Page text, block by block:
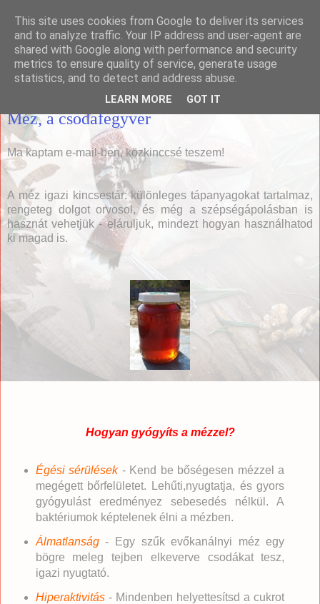
Házias konyha
Méz, a csodafegyver
Ma kaptam e-mail-ben, közkinccsé teszem!
A méz igazi kincsestár: különleges tápanyagokat tartalmaz,
rengeteg dolgot orvosol, és még a szépségápolásban is
hasznát vehetjük - eláruljuk, mindezt hogyan használhatod
ki magad is.
Hogyan gyógyíts a mézzel?
Égési sérülések- Kend be bőségesen mézzel a
megégett bőrfelületet. Lehűti,nyugtatja, és gyors
gyógyulást eredményez sebesedés nélkül. A
baktériumok képtelenek élni a mézben.
Álmatlanság- Egy szűk evőkanálnyi méz egy
bögre meleg tejben elkeverve csodákat tesz,
igazi nyugtató.
Hiperaktivitás- Mindenben helyettesítsd a cukrot
This site uses cookies from Google to deliver its services
and to analyze traffic. Your IP address and user-agent are
shared with Google along with performance and security
metrics to ensure quality of service, generate usage
statistics, and to detect and address abuse.
LEARN MORE GOT IT